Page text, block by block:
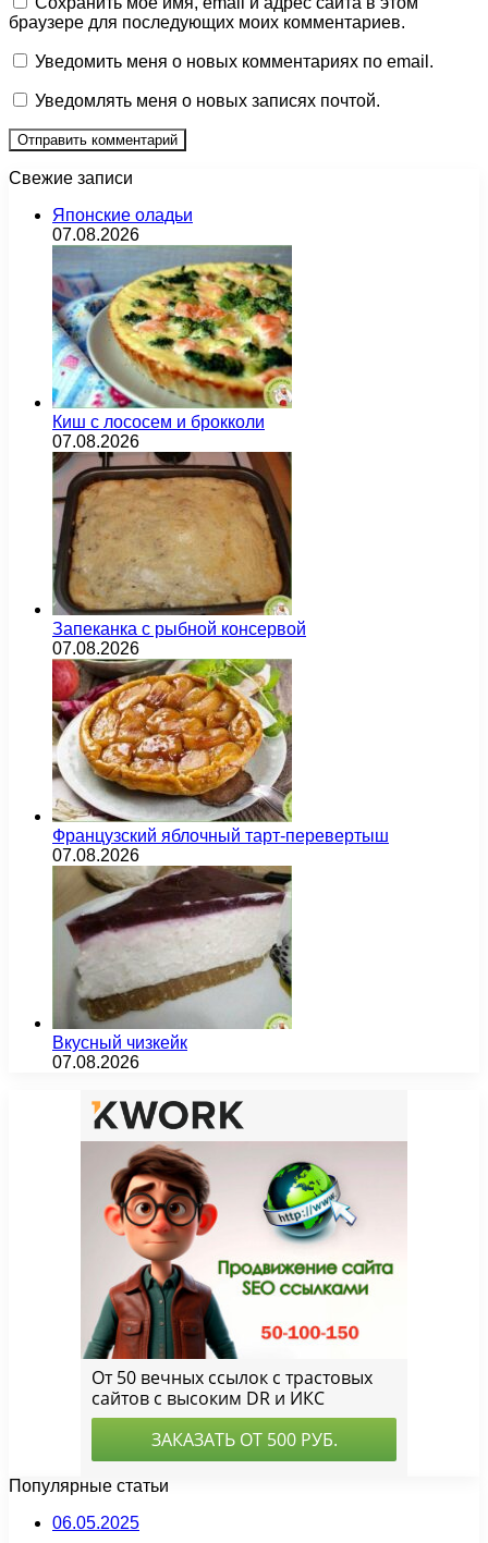
браузере для последующих моих комментариев.
Уведомить меня о новых комментариях по email.
Уведомлять меня о новых записях почтой.
Свежие записи
Японские оладьи
07.08.2026
Киш с лососем и брокколи
07.08.2026
Запеканка с рыбной консервой
07.08.2026
Французский яблочный тарт-перевертыш
07.08.2026
Вкусный чизкейк
07.08.2026
Популярные статьи
06.05.2025